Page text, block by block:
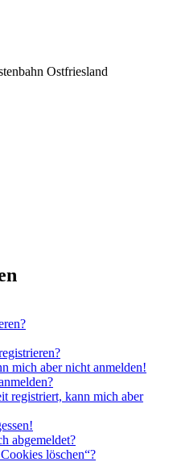
Ostfriesland
mich aber nicht anmelden!
registriert, kann mich aber
abgemeldet?
löschen“?